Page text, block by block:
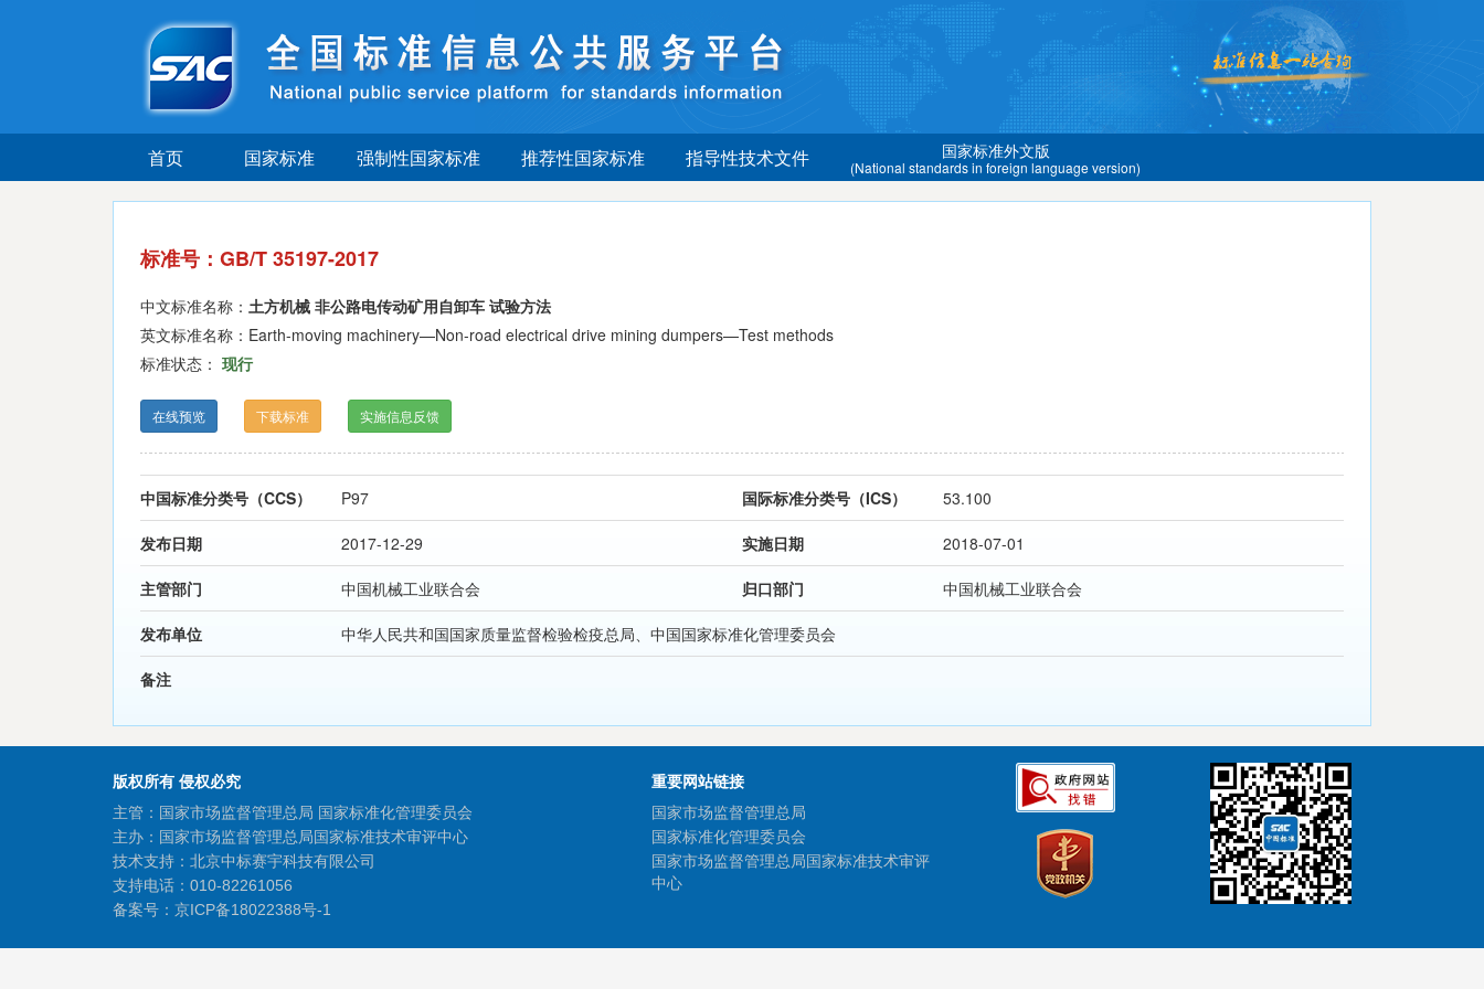
首页 国家标准 强制性国家标准 推荐性国家标准 指导性技术文件 国家标准外文版
(National standards in foreign language version)
标准号：GB/T 35197-2017
中文标准名称： 土方机械 非公路电传动矿用自卸车 试验方法
英文标准名称：Earth-moving machinery—Non-road electrical drive mining dumpers—Test methods
标准状态： 现行
在线预览 下载标准 实施信息反馈
中国标准分类号（CCS） P97 国际标准分类号（ICS） 53.100
发布日期 2017-12-29 实施日期 2018-07-01
主管部门 中国机械工业联合会 归口部门 中国机械工业联合会
发布单位 中华人民共和国国家质量监督检验检疫总局、中国国家标准化管理委员会
备注
版权所有 侵权必究
主管：国家市场监督管理总局 国家标准化管理委员会
主办：国家市场监督管理总局国家标准技术审评中心
技术支持：北京中标赛宇科技有限公司
支持电话：010-82261056
备案号： 京ICP备18022388号-1
重要网站链接
国家市场监督管理总局
国家标准化管理委员会
国家市场监督管理总局国家标准技术审评
中心